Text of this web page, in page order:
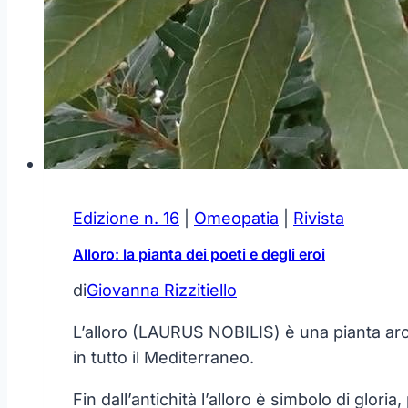
Edizione n. 16 Omeopatia Rivista
Alloro: la pianta dei poeti e degli eroi
diGiovanna Rizzitiello
L’alloro (LAURUS NOBILIS) è una pianta
in tutto il Mediterraneo.
Fin dall’antichità l’alloro è simbolo di